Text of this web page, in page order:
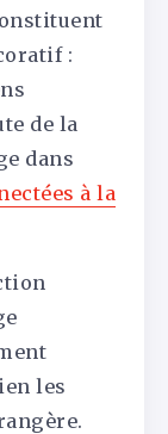
:
de la
dans
à la
les